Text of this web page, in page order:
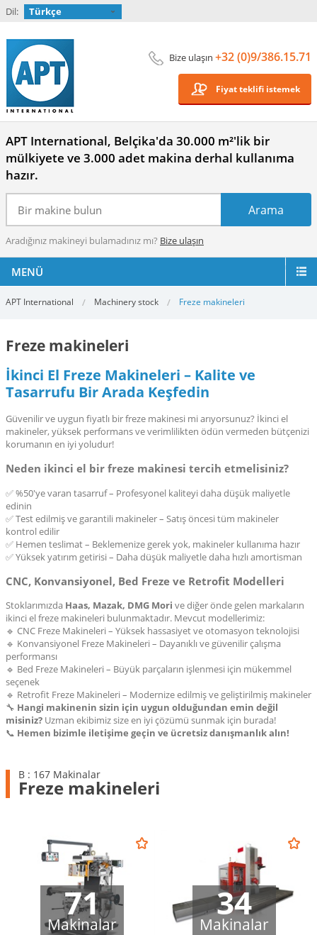
Dil: Türkçe
Bize ulaşın +32 (0)9/386.15.71
Fiyat teklifi istemek
APT International, Belçika'da 30.000 m²'lik bir
mülkiyete ve 3.000 adet makina derhal kullanıma
hazır.
Aradığınız makineyi bulamadınız mı? Bize ulaşın
MENÜ
APT International Machinery stock Freze makineleri
Freze makineleri
İkinci El Freze Makineleri – Kalite ve
Tasarrufu Bir Arada Keşfedin
Güvenilir ve uygun fiyatlı bir freze makinesi mi arıyorsunuz? İkinci el
makineler, yüksek performans ve verimlilikten ödün vermeden bütçenizi
korumanın en iyi yoludur!
Neden ikinci el bir freze makinesi tercih etmelisiniz?
✅ %50'ye varan tasarruf – Profesyonel kaliteyi daha düşük maliyetle
edinin
✅ Test edilmiş ve garantili makineler – Satış öncesi tüm makineler
kontrol edilir
✅ Hemen teslimat – Beklemenize gerek yok, makineler kullanıma hazır
✅ Yüksek yatırım getirisi – Daha düşük maliyetle daha hızlı amortisman
CNC, Konvansiyonel, Bed Freze ve Retrofit Modelleri
Stoklarımızda Haas, Mazak, DMG Mori ve diğer önde gelen markaların
ikinci el freze makineleri bulunmaktadır. Mevcut modellerimiz:
🔹 CNC Freze Makineleri – Yüksek hassasiyet ve otomasyon teknolojisi
🔹 Konvansiyonel Freze Makineleri – Dayanıklı ve güvenilir çalışma
performansı
🔹 Bed Freze Makineleri – Büyük parçaların işlenmesi için mükemmel
seçenek
🔹 Retrofit Freze Makineleri – Modernize edilmiş ve geliştirilmiş makineler
🔧 Hangi makinenin sizin için uygun olduğundan emin değil
misiniz? Uzman ekibimiz size en iyi çözümü sunmak için burada!
📞 Hemen bizimle iletişime geçin ve ücretsiz danışmanlık alın!
B : 167 Makinalar
Freze makineleri
71
Makinalar
34
Makinalar